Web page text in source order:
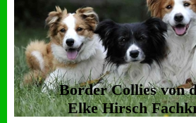
Border Collies von
Elke Hirsch